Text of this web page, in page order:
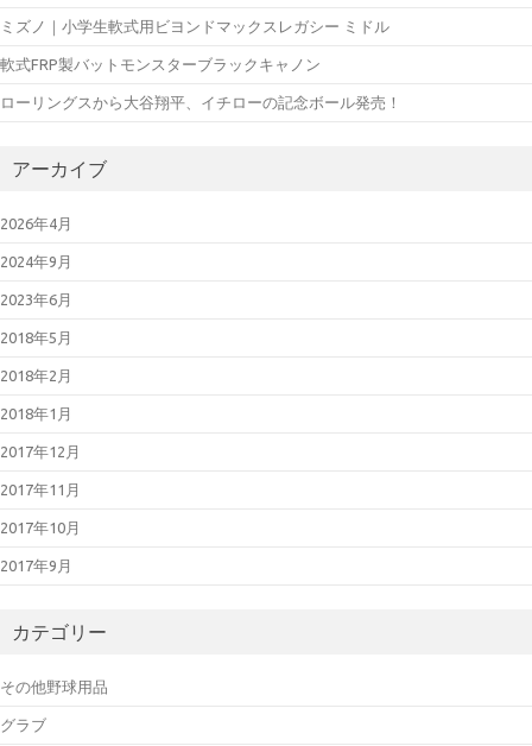
ミズノ｜小学生軟式用ビヨンドマックスレガシー ミドル
軟式FRP製バットモンスターブラックキャノン
ローリングスから大谷翔平、イチローの記念ボール発売！
アーカイブ
2026年4月
2024年9月
2023年6月
2018年5月
2018年2月
2018年1月
2017年12月
2017年11月
2017年10月
2017年9月
カテゴリー
その他野球用品
グラブ